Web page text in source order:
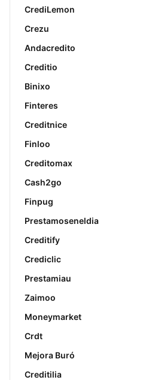
CrediLemon
Crezu
Andacredito
Creditio
Binixo
Finteres
Creditnice
Finloo
Creditomax
Cash2go
Finpug
Prestamoseneldia
Creditify
Crediclic
Prestamiau
Zaimoo
Moneymarket
Crdt
Mejora Buró
Creditilia